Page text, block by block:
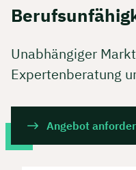
Unabhängiger
Expertenberatung
Angebot